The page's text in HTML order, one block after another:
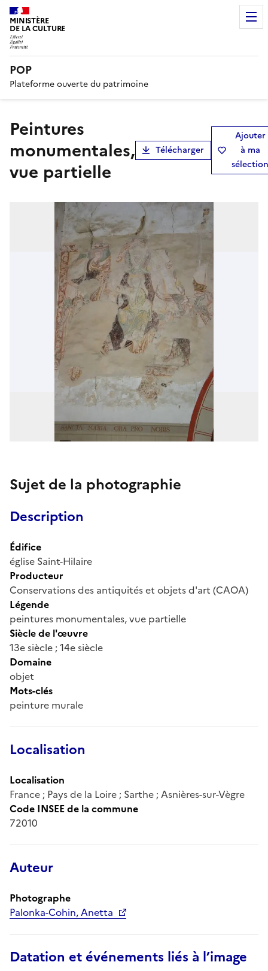
MINISTÈRE
DE LA CULTURE
POP
Plateforme ouverte du patrimoine
peintures
monumentales,
vue partielle
Télécharger
Ajouter
à ma
sélection
Sujet de la photographie
Description
Édifice
église Saint-Hilaire
Producteur
Conservations des antiquités et objets d'art (CAOA)
Légende
peintures monumentales, vue partielle
Siècle de l'œuvre
13e siècle ; 14e siècle
Domaine
objet
Mots-clés
peinture murale
Localisation
Localisation
France ; Pays de la Loire ; Sarthe ; Asnières-sur-Vègre
Code INSEE de la commune
72010
Auteur
Photographe
Palonka-Cohin, Anetta
Datation et événements liés à l’image